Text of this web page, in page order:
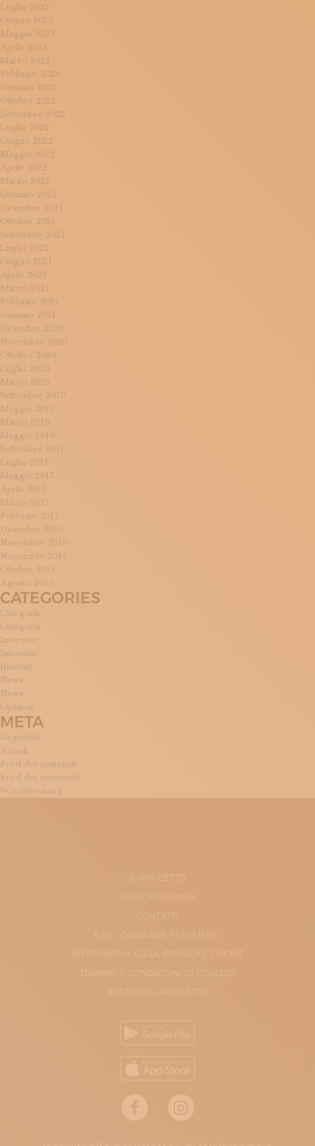
Luglio 2023
Giugno 2023
Maggio 2023
Aprile 2023
Marzo 2023
Febbraio 2023
Gennaio 2023
Ottobre 2022
Settembre 2022
Luglio 2022
Giugno 2022
Maggio 2022
Aprile 2022
Marzo 2022
Gennaio 2022
Dicembre 2021
Ottobre 2021
Settembre 2021
Luglio 2021
Giugno 2021
Aprile 2021
Marzo 2021
Febbraio 2021
Gennaio 2021
Dicembre 2020
Novembre 2020
Ottobre 2020
Luglio 2020
Marzo 2020
Settembre 2019
Maggio 2019
Marzo 2019
Maggio 2018
Settembre 2017
Luglio 2017
Maggio 2017
Aprile 2017
Marzo 2017
Febbraio 2017
Dicembre 2016
Novembre 2016
Novembre 2015
Ottobre 2015
Agosto 2015
CATEGORIES
Categoria
Categoria
Interviste
Interviste
Itinerari
News
News
Opinioni
META
Registrati
Accedi
Feed dei contenuti
Feed dei commenti
WordPress.org